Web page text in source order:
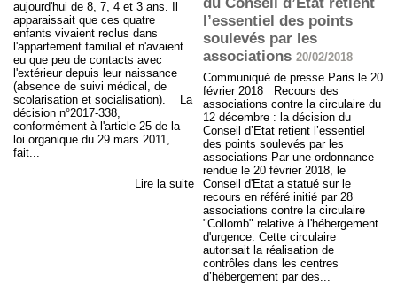
aujourd'hui de 8, 7, 4 et 3 ans. Il
apparaissait que ces quatre
enfants vivaient reclus dans
l'appartement familial et n'avaient
eu que peu de contacts avec
l'extérieur depuis leur naissance
(absence de suivi médical, de
scolarisation et socialisation). La
décision n°2017-338,
conformément à l'article 25 de la
loi organique du 29 mars 2011,
fait...
Lire la suite
l’essentiel des points
soulevés par les
associations 20/02/2018
Communiqué de presse Paris le 20
février 2018 Recours des
associations contre la circulaire du
12 décembre : la décision du
Conseil d’Etat retient l’essentiel
des points soulevés par les
associations Par une ordonnance
rendue le 20 février 2018, le
Conseil d'Etat a statué sur le
recours en référé initié par 28
associations contre la circulaire
"Collomb" relative à l'hébergement
d'urgence. Cette circulaire
autorisait la réalisation de
contrôles dans les centres
d’hébergement par des...